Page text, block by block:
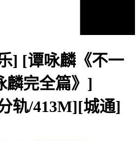
] [谭咏麟《不一
麟完全篇》]
轨/413M][城通]